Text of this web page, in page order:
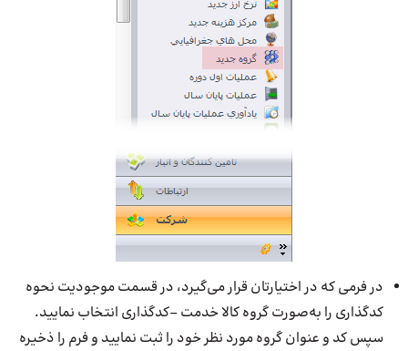
در فرمی که در اختیارتان قرار می‌­گیرد، در قسمت موجودیت نحوه
کدگذاری را به­‌صورت گروه کالا خدمت –کدگذاری انتخاب نمایید.
سپس کد و عنوان گروه مورد نظر خود را ثبت نمایید و فرم را ذخیره